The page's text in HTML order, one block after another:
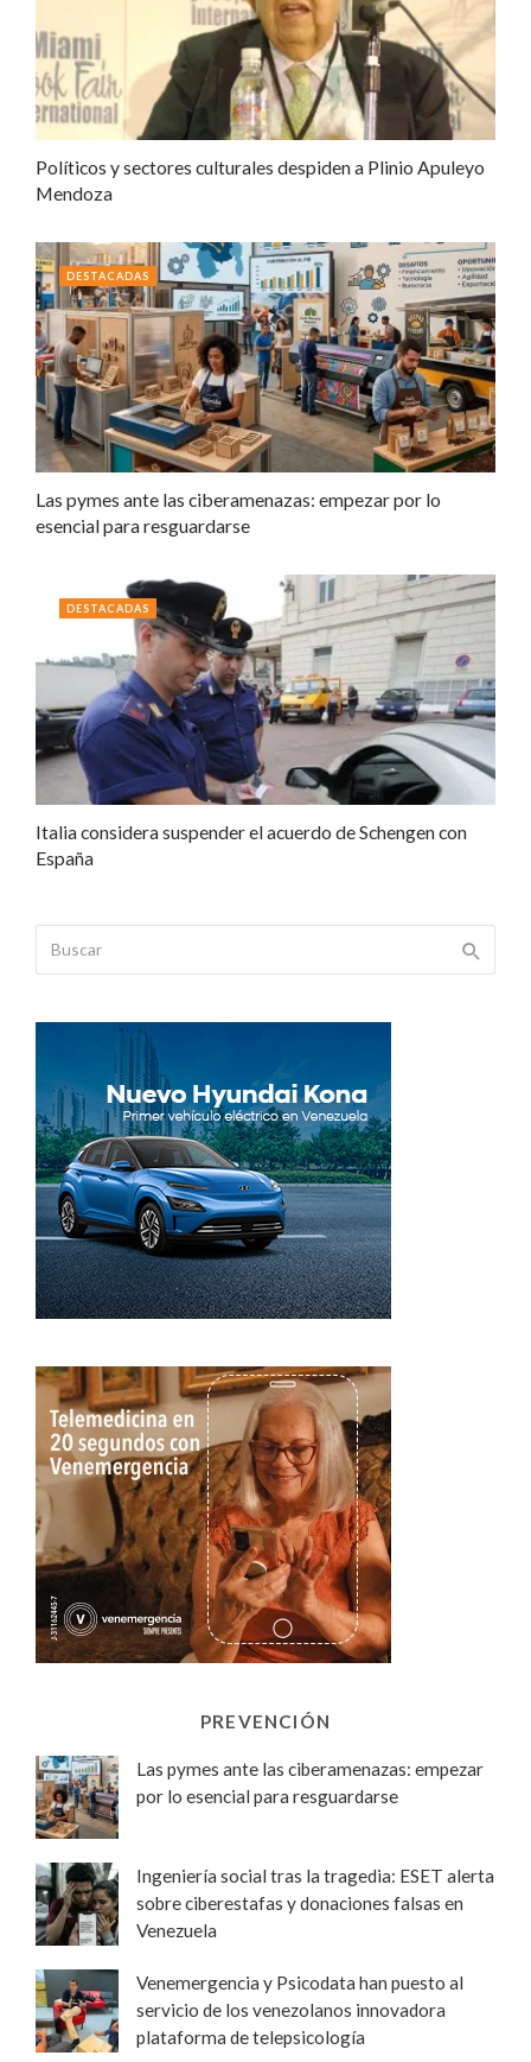
Políticos y sectores culturales despiden a Plinio Apuleyo
Mendoza
Las pymes ante las ciberamenazas: empezar por lo
esencial para resguardarse
DESTACADAS
Italia considera suspender el acuerdo de Schengen con
España
DESTACADAS
PREVENCIÓN
Las pymes ante las ciberamenazas: empezar
por lo esencial para resguardarse
Ingeniería social tras la tragedia: ESET alerta
sobre ciberestafas y donaciones falsas en
Venezuela
Venemergencia y Psicodata han puesto al
servicio de los venezolanos innovadora
plataforma de telepsicología